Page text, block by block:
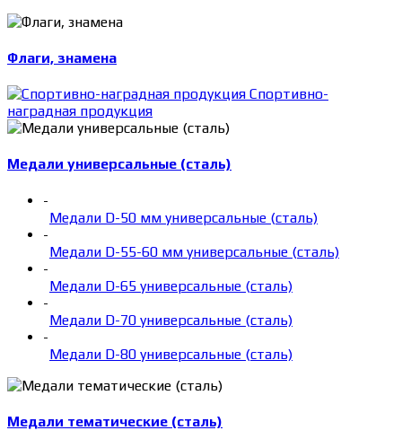
Флаги, знамена
Спортивно-
наградная продукция
Медали универсальные (сталь)
-
Медали D-50 мм универсальные (сталь)
-
Медали D-55-60 мм универсальные (сталь)
-
Медали D-65 универсальные (сталь)
-
Медали D-70 универсальные (сталь)
-
Медали D-80 универсальные (сталь)
Медали тематические (сталь)